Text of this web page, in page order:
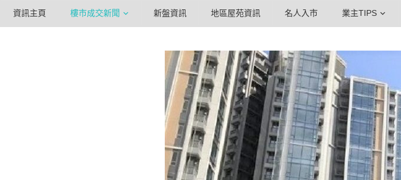
資訊主頁 樓市成交新聞 新盤資訊 地區屋苑資訊 名人入市 業主TIPS